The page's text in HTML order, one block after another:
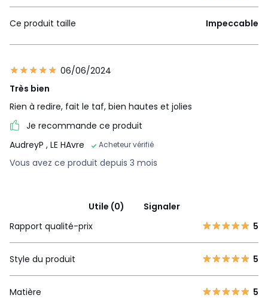
Ce produit taille Impeccable
06/06/2024
Très bien
Rien à redire, fait le taf, bien hautes et jolies
Je recommande ce produit
AudreyP , LE HAvre Acheteur vérifié
Vous avez ce produit depuis 3 mois
Utile (0)
Signaler
Rapport qualité-prix
5
Style du produit 5
Matière 5